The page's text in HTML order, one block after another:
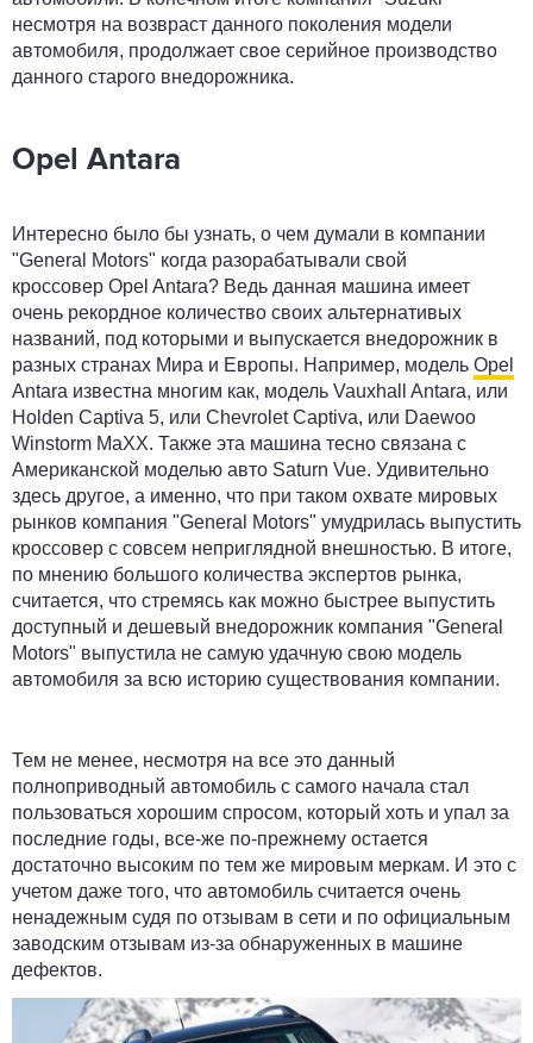
несмотря на возвраст данного поколения модели
автомобиля, продолжает свое серийное производство
данного старого внедорожника.
Opel Antara
Интересно было бы узнать, о чем думали в компании
"General Motors" когда разорабатывали свой
кроссовер Opel Antara? Ведь данная машина имеет
очень рекордное количество своих альтернативых
названий, под которыми и выпускается внедорожник в
разных странах Мира и Европы. Например, модель Opel
Antara известна многим как, модель Vauxhall Antara, или
Holden Captiva 5, или Chevrolet Captiva, или Daewoo
Winstorm MaXX. Также эта машина тесно связана с
Американской моделью авто Saturn Vue. Удивительно
здесь другое, а именно, что при таком охвате мировых
рынков компания "General Motors" умудрилась выпустить
кроссовер с совсем неприглядной внешностью. В итоге,
по мнению большого количества экспертов рынка,
считается, что стремясь как можно быстрее выпустить
доступный и дешевый внедорожник компания "General
Motors" выпустила не самую удачную свою модель
автомобиля за всю историю существования компании.
Тем не менее, несмотря на все это данный
полноприводный автомобиль с самого начала стал
пользоваться хорошим спросом, который хоть и упал за
последние годы, все-же по-прежнему остается
достаточно высоким по тем же мировым меркам. И это с
учетом даже того, что автомобиль считается очень
ненадежным судя по отзывам в сети и по официальным
заводским отзывам из-за обнаруженных в машине
дефектов.